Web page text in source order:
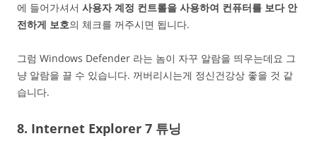
에 들어가셔서 사용자 계정 컨트롤을 사용하여 컨퓨터를 보다 안
전하게 보호의 체크를 꺼주시면 됩니다.
그럼 Windows Defender 라는 놈이 자꾸 알람을 띄우는데요 그
냥 알람을 끌 수 있습니다. 꺼버리시는게 정신건강상 좋을 것 같
습니다.
8. Internet Explorer 7 튜닝